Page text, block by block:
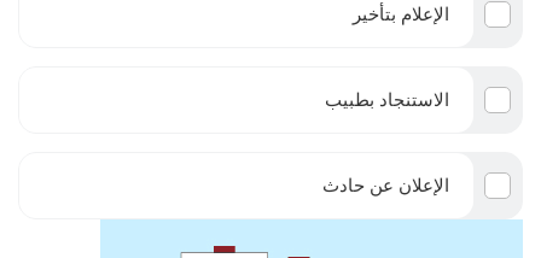
الإعلام بتأخير
الاستنجاد بطبيب
الإعلان عن حادث